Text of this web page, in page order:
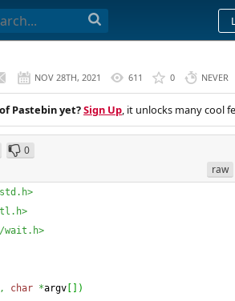
NOV 28TH, 2021 611 0 NEVER
Pastebin yet?Sign Up, it unlocks many cool
0
raw
wait.h>
, char *argv
)